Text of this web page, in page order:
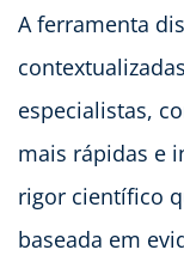
A ferramenta
especialistas,
mais rápidas e
rigor científico
baseada em